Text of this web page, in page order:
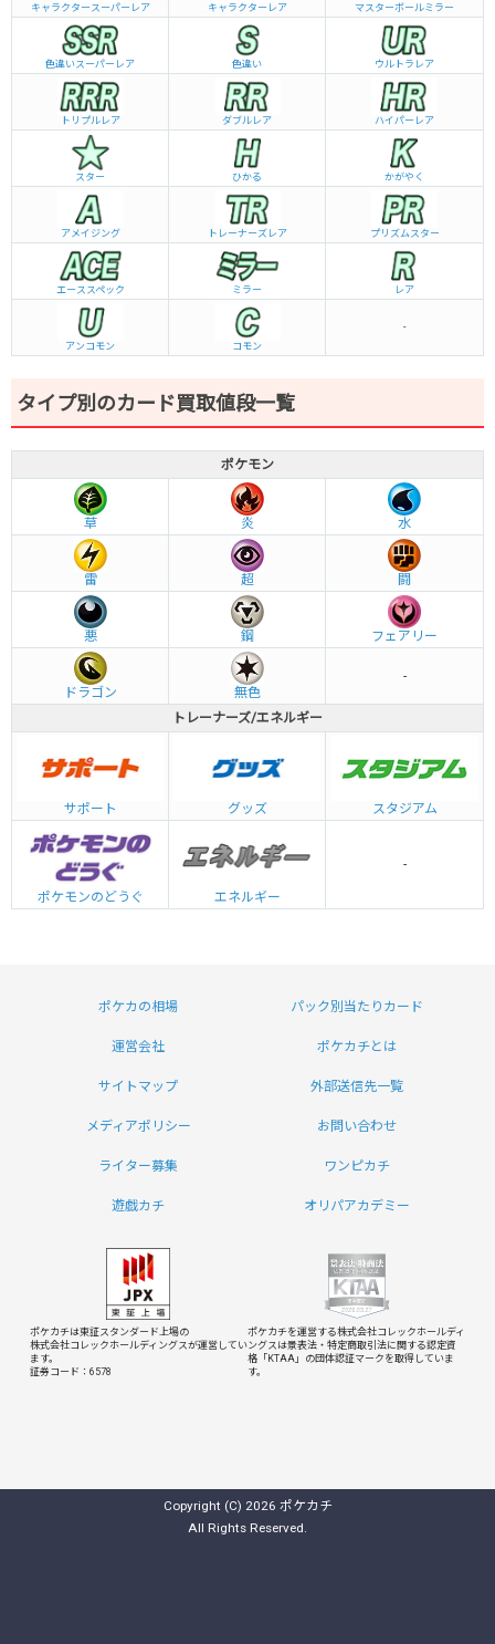
キャラクタースーパーレア キャラクターレア マスターボールミラー
色違いスーパーレア 色違い ウルトラレア
トリプルレア ダブルレア ハイパーレア
スター ひかる かがやく
アメイジング トレーナーズレア プリズムスター
エーススペック ミラー レア
アンコモン コモン
-
タイプ別のカード買取値段一覧
ポケモン
草 炎 水
雷 超 闘
悪 鋼 フェアリー
ドラゴン 無色
-
トレーナーズ/エネルギー
サポート グッズ スタジアム
ポケモンのどうぐ エネルギー
-
ポケカの相場 パック別当たりカード
運営会社 ポケカチとは
サイトマップ 外部送信先一覧
メディアポリシー お問い合わせ
ライター募集 ワンピカチ
遊戯カチ オリパアカデミー
ポケカチは東証スタンダード上場の
株式会社コレックホールディングスが運営してい
ます。
証券コード：6578
ポケカチを運営する株式会社コレックホールディ
ングスは景表法・特定商取引法に関する認定資
格「KTAA」の団体認証マークを取得していま
す。
Copyright (C) 2026 ポケカチ
All Rights Reserved.